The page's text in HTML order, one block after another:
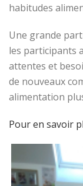
habitudes
Une grande
les participants
attentes et
de nouveaux
alimentation
Pour en savoir